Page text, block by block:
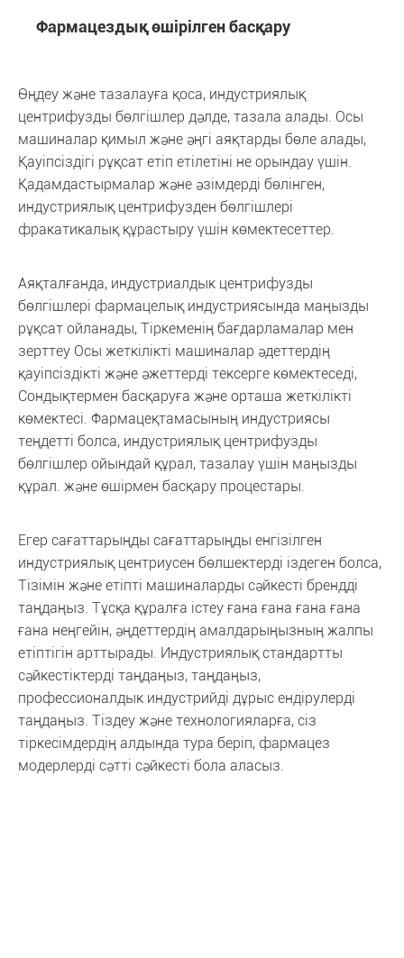
Фармацездық өшірілген басқару
Өңдеу және тазалауға қоса, индустриялық
центрифузды бөлгішлер дәлде, тазала алады. Осы
машиналар қимыл және әңгі аяқтарды бөле алады,
Қауіпсіздігі рұқсат етіп етілетіні не орындау үшін.
Қадамдастырмалар және әзімдерді бөлінген,
индустриялық центрифузден бөлгішлері
фракатикалық құрастыру үшін көмектесеттер.
Аяқталғанда, индустриалдык центрифузды
бөлгішлері фармацелық индустриясында маңызды
рұқсат ойланады, Тіркеменің бағдарламалар мен
зерттеу Осы жеткілікті машиналар әдеттердің
қауіпсіздікті және әжеттерді тексерге көмектеседі,
Сондықтермен басқаруға және орташа жеткілікті
көмектесі. Фармацеқтамасының индустриясы
теңдетті болса, индустриялық центрифузды
бөлгішлер ойындай құрал, тазалау үшін маңызды
құрал. және өшірмен басқару процестары.
Егер сағаттарыңды сағаттарыңды енгізілген
индустриялық центриусен бөлшектерді іздеген болса,
Тізімін және етіпті машиналарды сәйкесті брендді
таңдаңыз. Тұсқа құралға істеу ғана ғана ғана ғана
ғана неңгейін, әңдеттердің амалдарыңызның жалпы
етіптігін арттырады. Индустриялық стандартты
сәйкестіктерді таңдаңыз, таңдаңыз,
профессионалдык индустрийді дұрыс ендірулерді
таңдаңыз. Тіздеу және технологияларға, сіз
тіркесімдердің алдында тура беріп, фармацез
модерлерді сәтті сәйкесті бола аласыз.